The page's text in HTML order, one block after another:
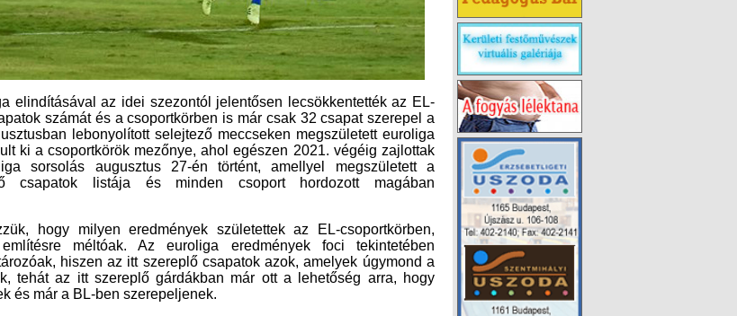
elindításával az idei szezontól jelentősen lecsökkentették az EL-
számát és a csoportkörben is már csak 32 csapat szerepel a
lebonyolított selejtező meccseken megszületett euroliga
ki a csoportkörök mezőnye, ahol egészen 2021. végéig zajlottak
sorsolás augusztus 27-én történt, amellyel megszületett a
csapatok listája és minden csoport hordozott magában
hogy milyen eredmények születettek az EL-csoportkörben,
méltóak. Az euroliga eredmények foci tekintetében
hiszen az itt szereplő csapatok azok, amelyek úgymond a
tehát az itt szereplő gárdákban már ott a lehetőség arra, hogy
és már a BL-ben szerepeljenek.